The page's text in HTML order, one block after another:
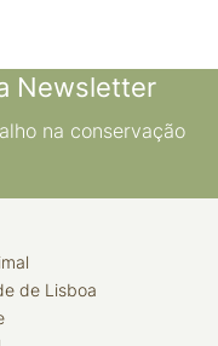
Newsletter
na conservação
de Lisboa